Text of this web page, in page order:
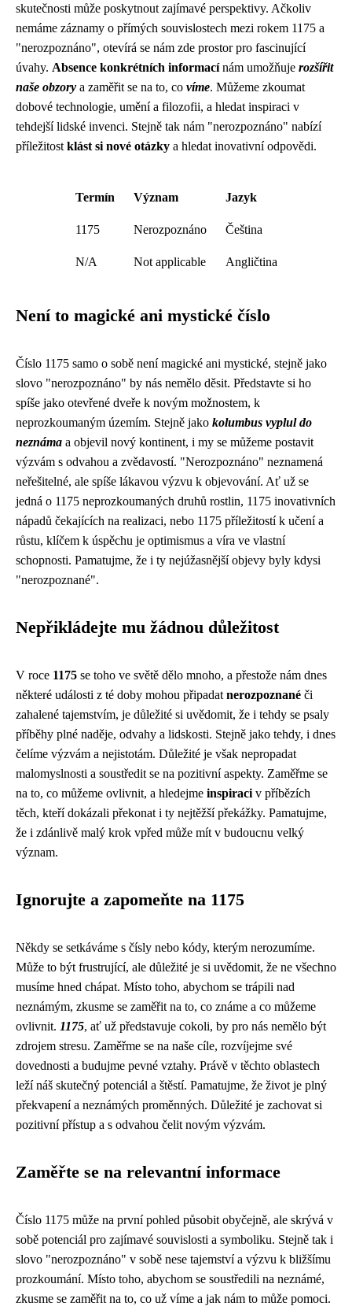
skutečnosti může poskytnout zajímavé perspektivy. Ačkoliv
nemáme záznamy o přímých souvislostech mezi rokem 1175 a
"nerozpoznáno", otevírá se nám zde prostor pro fascinující
úvahy. Absence konkrétních informacínám umožňuje rozšířit
naše obzory a zaměřit se na to, co víme. Můžeme zkoumat
dobové technologie, umění a filozofii, a hledat inspiraci v
tehdejší lidské invenci. Stejně tak nám "nerozpoznáno" nabízí
příležitost klást si nové otázky a hledat inovativní odpovědi.
Termín Význam Jazyk
1175 Nerozpoznáno Čeština
N/A Not applicable Angličtina
Není to magické ani mystické číslo
Číslo 1175 samo o sobě není magické ani mystické, stejně jako
slovo "nerozpoznáno" by nás nemělo děsit. Představte si ho
spíše jako otevřené dveře k novým možnostem, k
neprozkoumaným územím. Stejně jako kolumbus vyplul do
neznáma a objevil nový kontinent, i my se můžeme postavit
výzvám s odvahou a zvědavostí. "Nerozpoznáno" neznamená
neřešitelné, ale spíše lákavou výzvu k objevování. Ať už se
jedná o 1175 neprozkoumaných druhů rostlin, 1175 inovativních
nápadů čekajících na realizaci, nebo 1175 příležitostí k učení a
růstu, klíčem k úspěchu je optimismus a víra ve vlastní
schopnosti. Pamatujme, že i ty nejúžasnější objevy byly kdysi
"nerozpoznané".
Nepřikládejte mu žádnou důležitost
V roce 1175 se toho ve světě dělo mnoho, a přestože nám dnes
některé události z té doby mohou připadat nerozpoznané či
zahalené tajemstvím, je důležité si uvědomit, že i tehdy se psaly
příběhy plné naděje, odvahy a lidskosti. Stejně jako tehdy, i dnes
čelíme výzvám a nejistotám. Důležité je však nepropadat
malomyslnosti a soustředit se na pozitivní aspekty. Zaměřme se
na to, co můžeme ovlivnit, a hledejme inspiraci v příbězích
těch, kteří dokázali překonat i ty nejtěžší překážky. Pamatujme,
že i zdánlivě malý krok vpřed může mít v budoucnu velký
význam.
Ignorujte a zapomeňte na 1175
Někdy se setkáváme s čísly nebo kódy, kterým nerozumíme.
Může to být frustrující, ale důležité je si uvědomit, že ne všechno
musíme hned chápat. Místo toho, abychom se trápili nad
neznámým, zkusme se zaměřit na to, co známe a co můžeme
ovlivnit. 1175, ať už představuje cokoli, by pro nás nemělo být
zdrojem stresu. Zaměřme se na naše cíle, rozvíjejme své
dovednosti a budujme pevné vztahy. Právě v těchto oblastech
leží náš skutečný potenciál a štěstí. Pamatujme, že život je plný
překvapení a neznámých proměnných. Důležité je zachovat si
pozitivní přístup a s odvahou čelit novým výzvám.
Zaměřte se na relevantní informace
Číslo 1175 může na první pohled působit obyčejně, ale skrývá v
sobě potenciál pro zajímavé souvislosti a symboliku. Stejně tak i
slovo "nerozpoznáno" v sobě nese tajemství a výzvu k bližšímu
prozkoumání. Místo toho, abychom se soustředili na neznámé,
zkusme se zaměřit na to, co už víme a jak nám to může pomoci.